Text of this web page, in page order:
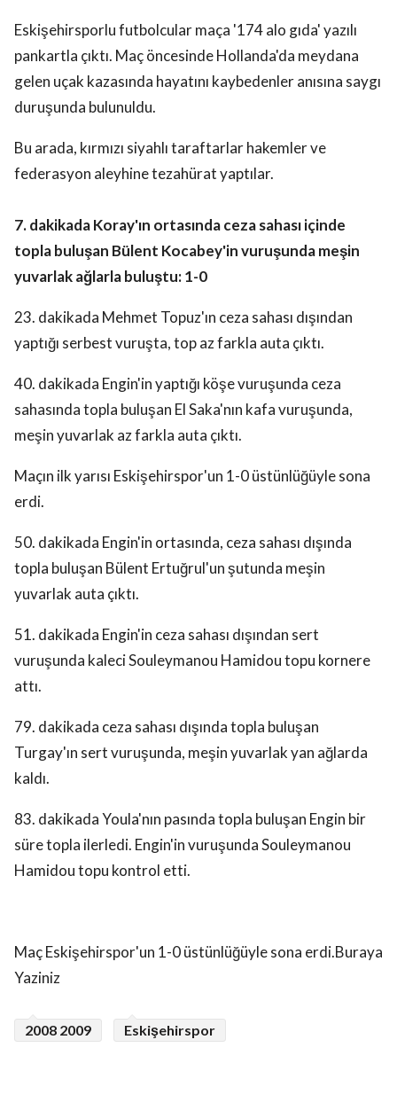
Eskişehirsporlu futbolcular maça '174 alo gıda' yazılı
pankartla çıktı. Maç öncesinde Hollanda'da meydana
gelen uçak kazasında hayatını kaybedenler anısına saygı
duruşunda bulunuldu.
Bu arada, kırmızı siyahlı taraftarlar hakemler ve
federasyon aleyhine tezahürat yaptılar.
7. dakikada Koray'ın ortasında ceza sahası içinde
topla buluşan Bülent Kocabey'in vuruşunda meşin
yuvarlak ağlarla buluştu: 1-0
23. dakikada Mehmet Topuz'ın ceza sahası dışından
yaptığı serbest vuruşta, top az farkla auta çıktı.
40. dakikada Engin'in yaptığı köşe vuruşunda ceza
sahasında topla buluşan El Saka'nın kafa vuruşunda,
meşin yuvarlak az farkla auta çıktı.
Maçın ilk yarısı Eskişehirspor'un 1-0 üstünlüğüyle sona
erdi.
50. dakikada Engin'in ortasında, ceza sahası dışında
topla buluşan Bülent Ertuğrul'un şutunda meşin
yuvarlak auta çıktı.
51. dakikada Engin'in ceza sahası dışından sert
vuruşunda kaleci Souleymanou Hamidou topu kornere
attı.
79. dakikada ceza sahası dışında topla buluşan
Turgay'ın sert vuruşunda, meşin yuvarlak yan ağlarda
kaldı.
83. dakikada Youla'nın pasında topla buluşan Engin bir
süre topla ilerledi. Engin'in vuruşunda Souleymanou
Hamidou topu kontrol etti.
Maç Eskişehirspor'un 1-0 üstünlüğüyle sona erdi.Buraya
Yaziniz
2008 2009 Eskişehirspor